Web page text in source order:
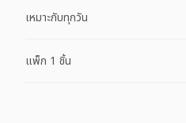
เหมาะกับทุกวัน
แพ็ก 1 ชิ้น